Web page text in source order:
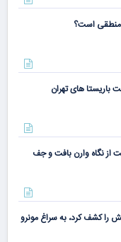
منطقی است؟
باریستا های تهران
از نگاه وارن بافت و جف
را کشف کرد، به سراغ مونرو